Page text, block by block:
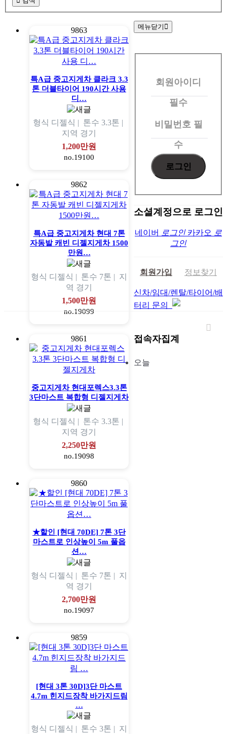
9863
특A급 중고지게차 클라크 3.3
톤 더블타이어 190시간 사용
디…
형식 디젤식 | 톤수 3.3톤 |
지역 경기
1,200만원
no.19100
9862
특A급 중고지게차 현대 7톤
자동발 캐빈 디젤지게차 1500
만원…
형식 디젤식 | 톤수 7톤 | 지
역 경기
1,500만원
no.19099
9861
중고지게차 현대포렉스3.3톤
3단마스트 복합형 디젤지게차
형식 디젤식 | 톤수 3.3톤 |
지역 경기
2,250만원
no.19098
9860
★할인 [현대 70DE] 7톤 3단
마스트로 인상높이 5m 풀옵
션…
형식 디젤식 | 톤수 7톤 | 지
역 경기
2,700만원
no.19097
9859
[현대 3톤 30D]3단 마스트
4.7m 힌지드장착 바가지드림
…
형식 디젤식 | 톤수 3톤 | 지
메뉴닫기
회
회원아이디
필수
비밀번호 필
수
소셜계정으로 로그인
네이버 로그인 카카오 로
그인
회원가입 정보찾기
신차/임대/렌탈/타이어/배
터리 문의
접속자집계
오늘